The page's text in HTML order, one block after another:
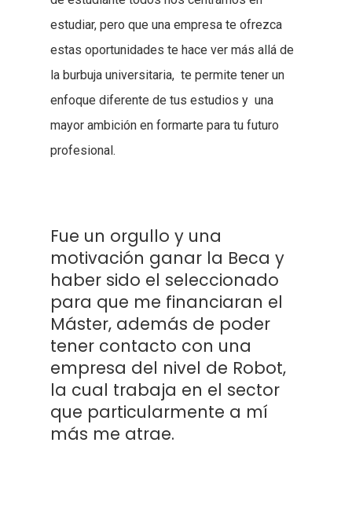
estudiar, pero que una empresa te ofrezca
estas oportunidades te hace ver más allá de
la burbuja universitaria, te permite tener un
enfoque diferente de tus estudios y una
mayor ambición en formarte para tu futuro
profesional.
Fue un orgullo y una
motivación ganar la Beca y
haber sido el seleccionado
para que me financiaran el
Máster, además de poder
tener contacto con una
empresa del nivel de Robot,
la cual trabaja en el sector
que particularmente a mí
más me atrae.